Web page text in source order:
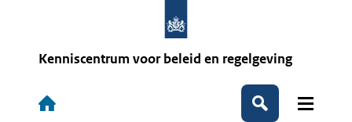
Kenniscentrum voor beleid en regelgeving
Hoofdnavigatie
Zoeken